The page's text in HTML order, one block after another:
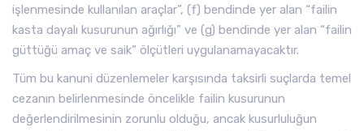
işlenmesinde kullanılan araçlar”, (f) bendinde yer alan “failin
kasta dayalı kusurunun ağırlığı” ve (g) bendinde yer alan “failin
güttüğü amaç ve saik” ölçütleri uygulanamayacaktır.
Tüm bu kanuni düzenlemeler karşısında taksirli suçlarda temel
cezanın belirlenmesinde öncelikle failin kusurunun
değerlendirilmesinin zorunlu olduğu, ancak kusurluluğun